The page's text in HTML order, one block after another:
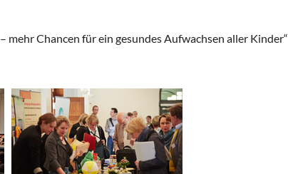
mehr Chancen für ein gesundes Aufwachsen aller Kinder“